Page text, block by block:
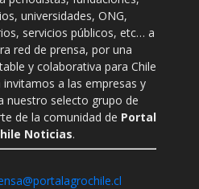
universidades, ONG,
servicios públicos, etc… a
red de prensa, por una
y colaborativa para Chile
a las empresas y
nuestro selecto grupo de
de la comunidad de Portal
Noticias.